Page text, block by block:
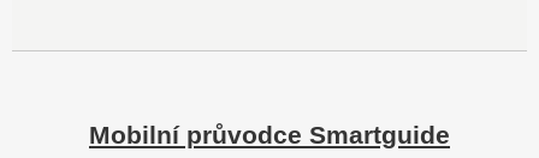
Mobilní průvodce Smartguide